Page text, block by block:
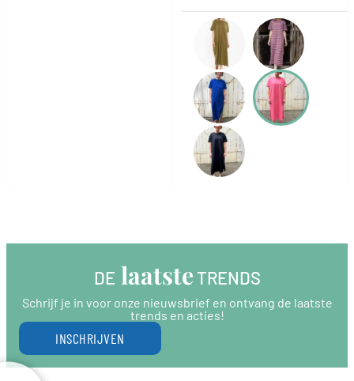
DE laatste TRENDS
Schrijf je in voor onze nieuwsbrief en ontvang de laatste
trends en acties!
INSCHRIJVEN